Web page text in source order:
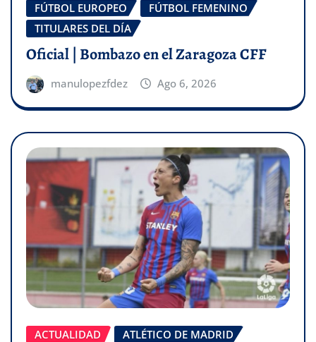
FÚTBOL EUROPEO
FÚTBOL FEMENINO
TITULARES DEL DÍA
Oficial | Bombazo en el Zaragoza CFF
manulopezfdez Ago 6, 2026
ACTUALIDAD
ATLÉTICO DE MADRID